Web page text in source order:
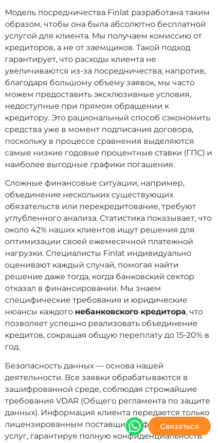
Модель посредничества Finlat разработана таким
образом, чтобы она была абсолютно бесплатной
услугой для клиента. Мы получаем комиссию от
кредиторов, а не от заемщиков. Такой подход
гарантирует, что расходы клиента не
увеличиваются из-за посредничества; напротив,
благодаря большому объему заявок, мы часто
можем предоставить эксклюзивные условия,
недоступные при прямом обращении к
кредитору. Это рациональный способ сэкономить
средства уже в момент подписания договора,
поскольку в процессе сравнения выделяются
самые низкие годовые процентные ставки (ГПС) и
наиболее выгодные графики погашения.
Сложные финансовые ситуации, например,
объединение нескольких существующих
обязательств или перекредитование, требуют
углубленного анализа. Статистика показывает, что
около 42% наших клиентов ищут решения для
оптимизации своей ежемесячной платежной
нагрузки. Специалисты Finlat индивидуально
оценивают каждый случай, помогая найти
решение даже тогда, когда банковский сектор
отказал в финансировании. Мы знаем
специфические требования и юридические
нюансы каждого небанковского кредитора, что
позволяет успешно реализовать объединение
кредитов, сокращая общую переплату до 15-20% в
год.
Безопасность данных — основа нашей
деятельности. Все заявки обрабатываются в
зашифрованной среде, соблюдая строжайшие
требования VDAR (Общего регламента по защите
данных). Информация клиента передается только
лицензированным поставщикам финансовых
услуг, гарантируя полную конфиденциальность.
Связаться